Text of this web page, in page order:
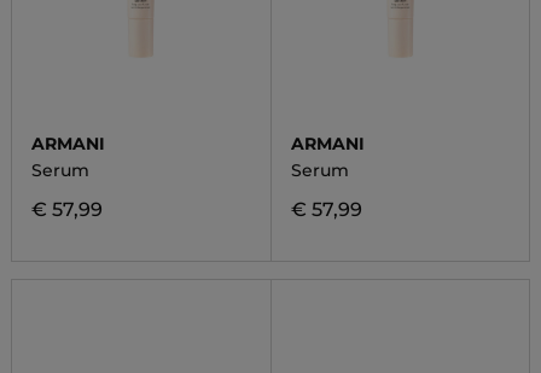
ARMANI
Serum
€ 57,99
ARMANI
Serum
€ 57,99